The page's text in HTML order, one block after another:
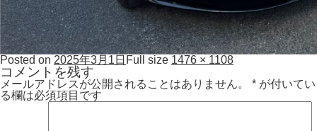
Posted on 2025年3月1日 Full size 1476 × 1108
コメントを残す
メールアドレスが公開されることはありません。 * が付いてい
る欄は必須項目です